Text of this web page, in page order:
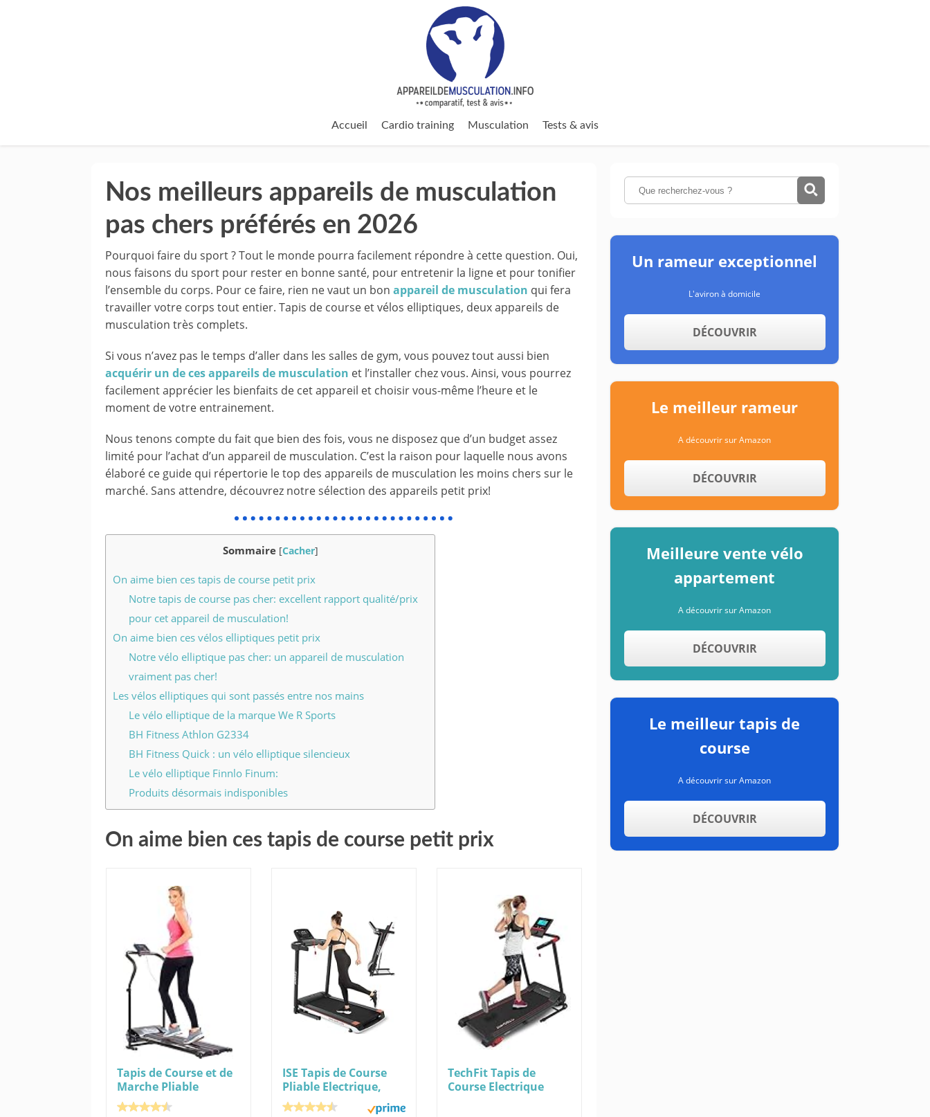
Accueil Cardio training Musculation Tests & avis
Nos meilleurs appareils de musculation
pas chers préférés en 2026
Pourquoi faire du sport ? Tout le monde pourra facilement répondre à cette question. Oui,
nous faisons du sport pour rester en bonne santé, pour entretenir la ligne et pour tonifier
l’ensemble du corps. Pour ce faire, rien ne vaut un bon appareil de musculation qui fera
travailler votre corps tout entier. Tapis de course et vélos elliptiques, deux appareils de
musculation très complets.
Si vous n’avez pas le temps d’aller dans les salles de gym, vous pouvez tout aussi bien
acquérir un de ces appareils de musculation et l’installer chez vous. Ainsi, vous pourrez
facilement apprécier les bienfaits de cet appareil et choisir vous-même l’heure et le
moment de votre entrainement.
Nous tenons compte du fait que bien des fois, vous ne disposez que d’un budget assez
limité pour l’achat d’un appareil de musculation. C’est la raison pour laquelle nous avons
élaboré ce guide qui répertorie le top des appareils de musculation les moins chers sur le
marché. Sans attendre, découvrez notre sélection des appareils petit prix!
Sommaire [Cacher]
On aime bien ces tapis de course petit prix
Notre tapis de course pas cher: excellent rapport qualité/prix
pour cet appareil de musculation!
On aime bien ces vélos elliptiques petit prix
Notre vélo elliptique pas cher: un appareil de musculation
vraiment pas cher!
Les vélos elliptiques qui sont passés entre nos mains
Le vélo elliptique de la marque We R Sports
BH Fitness Athlon G2334
BH Fitness Quick : un vélo elliptique silencieux
Le vélo elliptique Finnlo Finum:
Produits désormais indisponibles
On aime bien ces tapis de course petit prix
Tapis de Course et de
Marche Pliable
[Newgen...
ISE Tapis de Course
Pliable Electrique,
Tapis...
TechFit Tapis de
Course Electrique
Un rameur exceptionnel
L'aviron à domicile
DÉCOUVRIR
Le meilleur rameur
A découvrir sur Amazon
DÉCOUVRIR
Meilleure vente vélo
appartement
A découvrir sur Amazon
DÉCOUVRIR
Le meilleur tapis de
course
A découvrir sur Amazon
DÉCOUVRIR